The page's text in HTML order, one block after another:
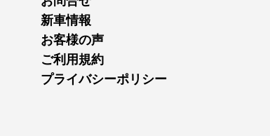
新車情報
お客様の声
ご利用規約
プライバシーポリシー